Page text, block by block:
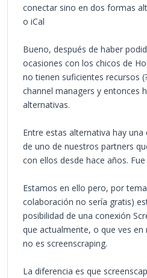
conectar sino en dos formas
o iCal
Bueno, después de haber
ocasiones con los chicos de
no tienen suficientes recursos
channel managers y entonces
alternativas.
Entre estas alternativa hay
de uno de nuestros partners
con ellos desde hace años.
Estamos en ello pero, por
colaboración no sería gratis)
posibilidad de una conexión
que actualmente, o que ves en
no es screenscraping.
La diferencia es que